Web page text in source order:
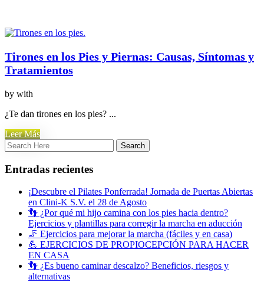
Tirones en los Pies y Piernas: Causas, Síntomas y
Tratamientos
by with
¿Te dan tirones en los pies? ...
Leer Más
Entradas recientes
¡Descubre el Pilates Ponferrada! Jornada de Puertas Abiertas
en Clini-K S.V. el 28 de Agosto
👣 ¿Por qué mi hijo camina con los pies hacia dentro?
Ejercicios y plantillas para corregir la marcha en aducción
🦵 Ejercicios para mejorar la marcha (fáciles y en casa)
💪 EJERCICIOS DE PROPIOCEPCIÓN PARA HACER
EN CASA
👣 ¿Es bueno caminar descalzo? Beneficios, riesgos y
alternativas